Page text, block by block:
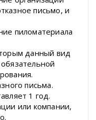
письмо, и
пиломатериала
данный вид
письма.
1 год.
или компании,